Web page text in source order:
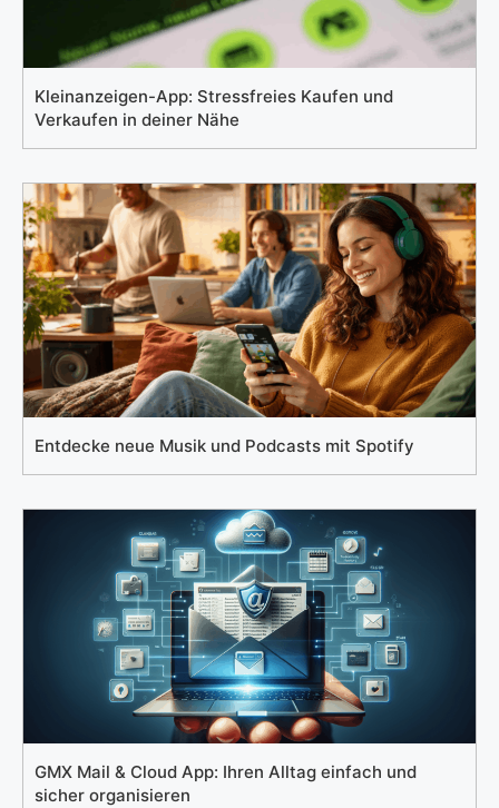
Kleinanzeigen-App: Stressfreies Kaufen und
Verkaufen in deiner Nähe
Entdecke neue Musik und Podcasts mit Spotify
GMX Mail & Cloud App: Ihren Alltag einfach und
sicher organisieren